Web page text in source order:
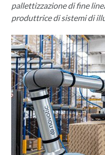
pallettizzazione di fine
produttrice di sistemi di